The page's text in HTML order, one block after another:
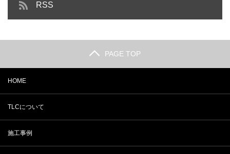
RSS
PAGE TOP
HOME
TLCについて
施工事例